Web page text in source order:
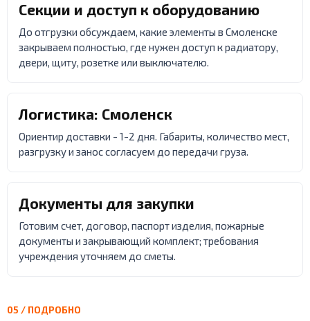
Секции и доступ к оборудованию
До отгрузки обсуждаем, какие элементы в Смоленске
закрываем полностью, где нужен доступ к радиатору,
двери, щиту, розетке или выключателю.
Логистика: Смоленск
Ориентир доставки - 1-2 дня. Габариты, количество мест,
разгрузку и занос согласуем до передачи груза.
Документы для закупки
Готовим счет, договор, паспорт изделия, пожарные
документы и закрывающий комплект; требования
учреждения уточняем до сметы.
05 / ПОДРОБНО